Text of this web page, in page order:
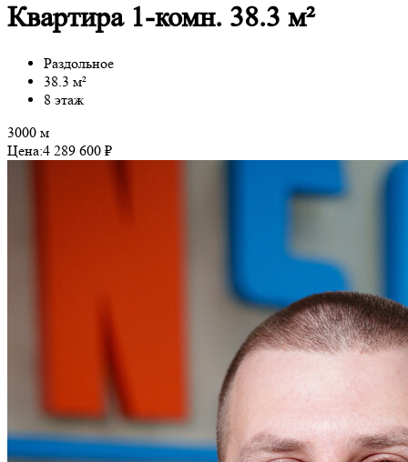
Квартира 1-комн. 38.3 м²
Раздольное
38.3 м²
8 этаж
3000 м
Цена:4 289 600 ₽